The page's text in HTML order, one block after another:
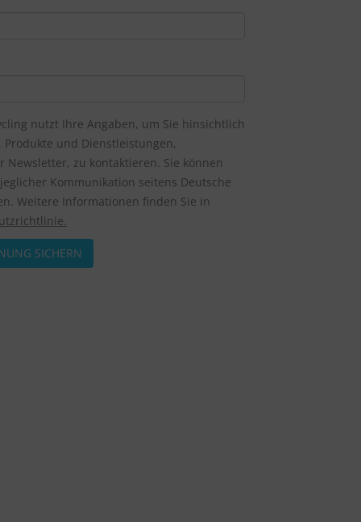
nutzt Ihre Angaben, um Sie hinsichtlich
und Dienstleistungen,
Newsletter, zu kontaktieren. Sie können
Kommunikation seitens Deutsche
Weitere Informationen finden Sie in